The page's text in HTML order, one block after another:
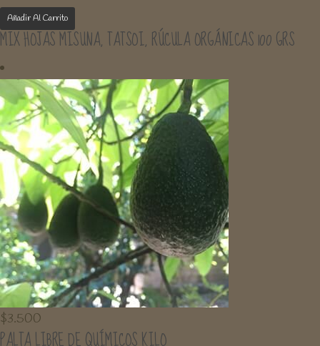
Añadir Al Carrito
MIX HOJAS MISUNA, TATSOI, RÚCULA ORGÁNICAS 100 GRS
$3.500